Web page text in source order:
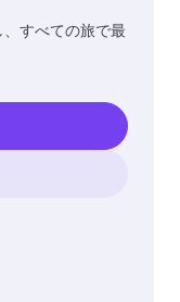
すべての旅で最